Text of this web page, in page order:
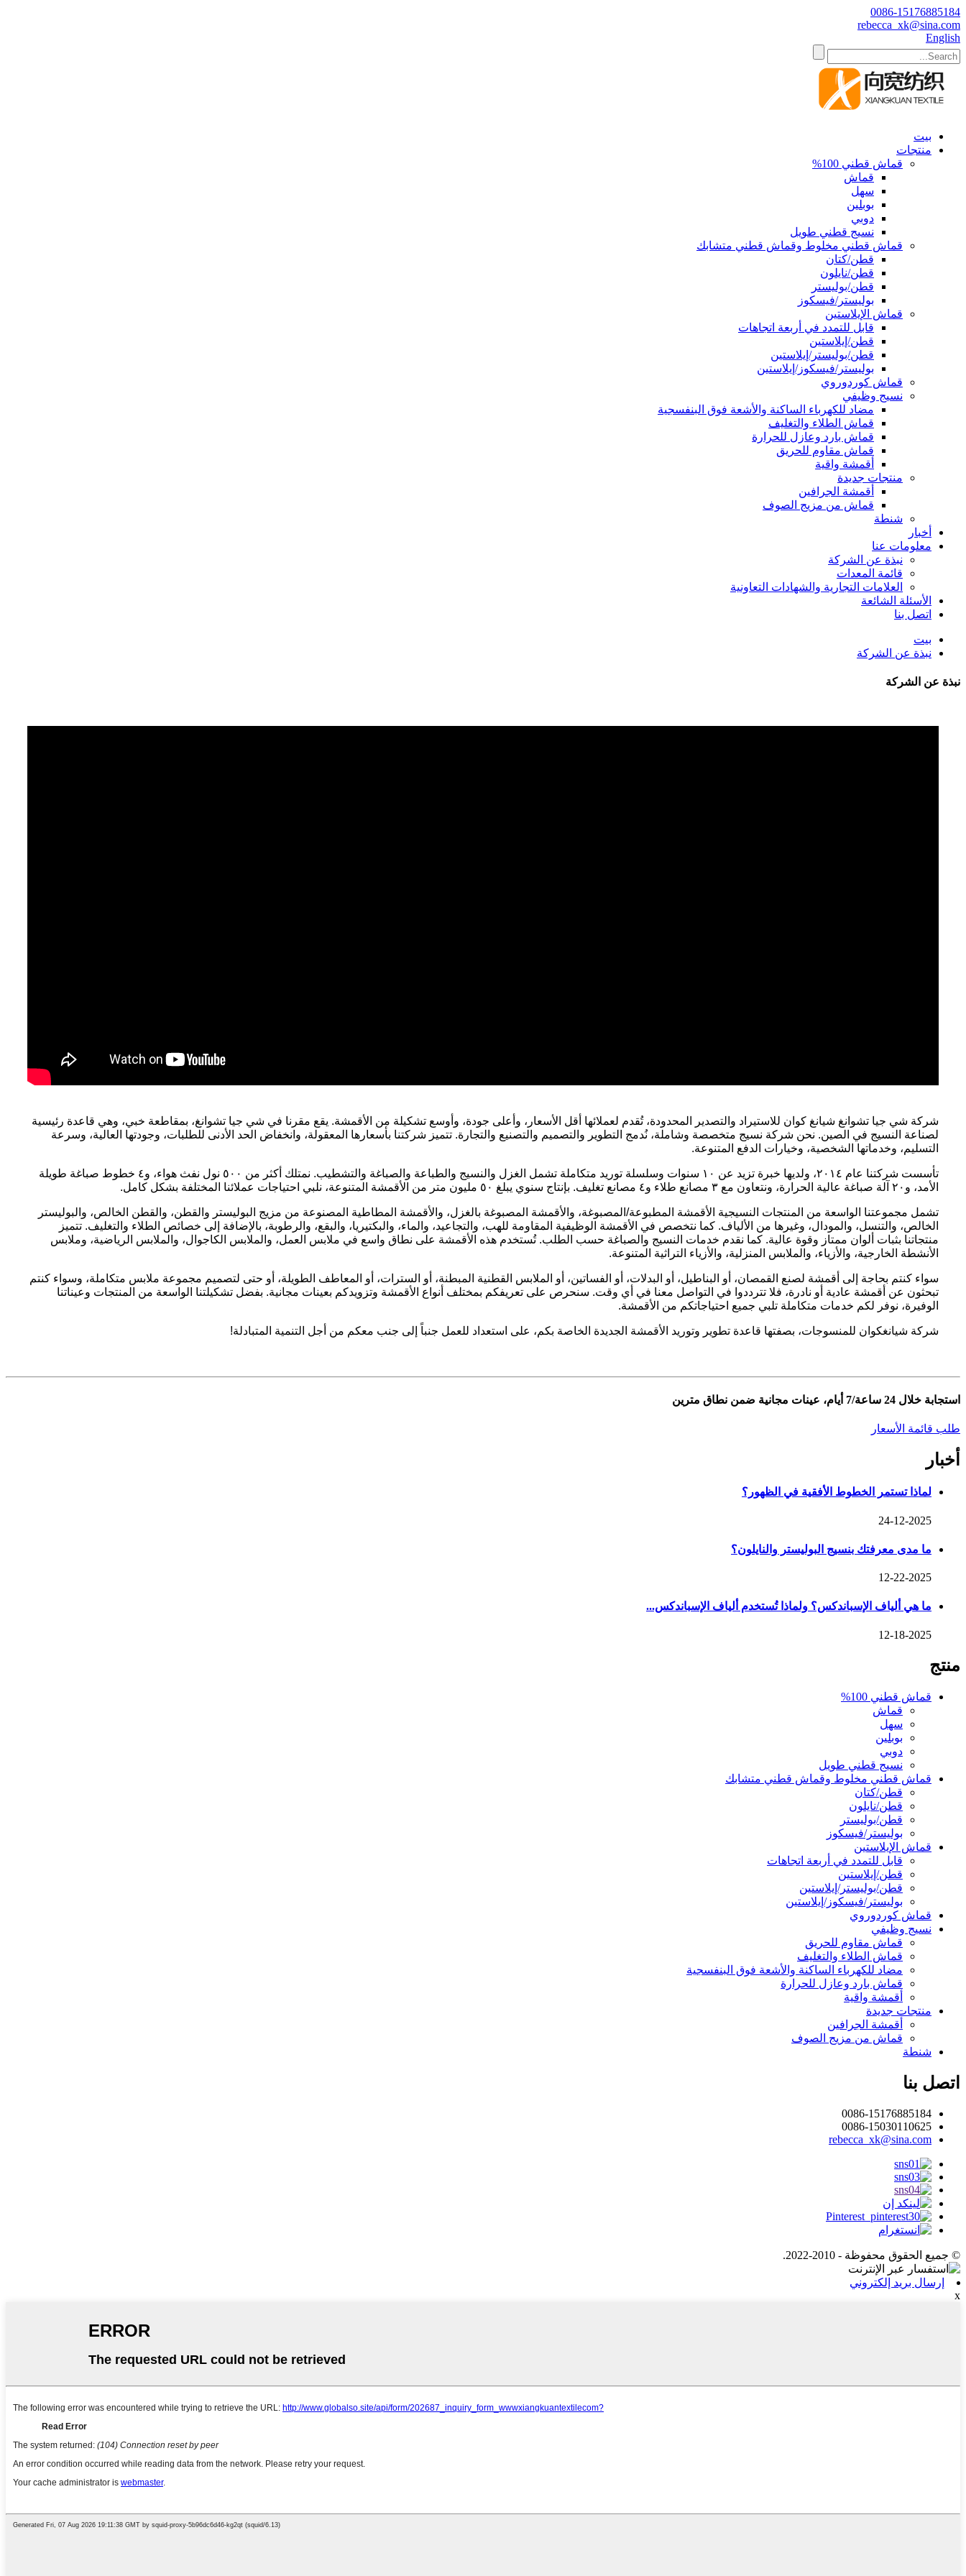
0086-15176885184
rebecca_xk@sina.com
English
بيت
منتجات
قماش قطني 100%
قماش
سهل
بوبلين
دوبي
نسيج قطني طويل
قماش قطني مخلوط وقماش قطني متشابك
قطن/كتان
قطن/نايلون
قطن/بوليستر
بوليستر/فيسكوز
قماش الإيلاستين
قابل للتمدد في أربعة اتجاهات
قطن/إيلاستين
قطن/بوليستر/إيلاستين
بوليستر/فيسكوز/إيلاستين
قماش كوردوروي
نسيج وظيفي
مضاد للكهرباء الساكنة والأشعة فوق البنفسجية
قماش الطلاء والتغليف
قماش بارد وعازل للحرارة
قماش مقاوم للحريق
أقمشة واقية
منتجات جديدة
أقمشة الجرافين
قماش من مزيج الصوف
شنطة
أخبار
معلومات عنا
نبذة عن الشركة
قائمة المعدات
العلامات التجارية والشهادات التعاونية
الأسئلة الشائعة
اتصل بنا
بيت
نبذة عن الشركة
نبذة عن الشركة
شركة شي جيا تشوانغ شيانغ كوان للاستيراد والتصدير المحدودة، تُقدم لعملائها أقل الأسعار، وأعلى جودة، وأوسع تشكيلة من الأقمشة. يقع مقرنا في شي جيا تشوانغ، بمقاطعة خبي، وهي قاعدة رئيسية
لصناعة النسيج في الصين. نحن شركة نسيج متخصصة وشاملة، نُدمج التطوير والتصميم والتصنيع والتجارة. تتميز شركتنا بأسعارها المعقولة، وانخفاض الحد الأدنى للطلبات، وجودتها العالية، وسرعة
التسليم، وخدماتها الشخصية، وخيارات الدفع المتنوعة.
تأسست شركتنا عام ٢٠١٤، ولديها خبرة تزيد عن ١٠ سنوات وسلسلة توريد متكاملة تشمل الغزل والنسيج والطباعة والصباغة والتشطيب. نمتلك أكثر من ٥٠٠ نول نفث هواء، و٤ خطوط صباغة طويلة
الأمد، و٢٠ آلة صباغة عالية الحرارة، ونتعاون مع ٣ مصانع طلاء و٤ مصانع تغليف. بإنتاج سنوي يبلغ ٥٠ مليون متر من الأقمشة المتنوعة، نلبي احتياجات عملائنا المختلفة بشكل كامل.
تشمل مجموعتنا الواسعة من المنتجات النسيجية الأقمشة المطبوعة/المصبوغة، والأقمشة المصبوغة بالغزل، والأقمشة المطاطية المصنوعة من مزيج البوليستر والقطن، والقطن الخالص، والبوليستر
الخالص، والتنسل، والمودال، وغيرها من الألياف. كما نتخصص في الأقمشة الوظيفية المقاومة للهب، والتجاعيد، والماء، والبكتيريا، والبقع، والرطوبة، بالإضافة إلى خصائص الطلاء والتغليف. تتميز
منتجاتنا بثبات ألوان ممتاز وقوة عالية. كما نقدم خدمات النسيج والصباغة حسب الطلب. تُستخدم هذه الأقمشة على نطاق واسع في ملابس العمل، والملابس الكاجوال، والملابس الرياضية، وملابس
الأنشطة الخارجية، والأزياء، والملابس المنزلية، والأزياء التراثية المتنوعة.
سواء كنتم بحاجة إلى أقمشة لصنع القمصان، أو البناطيل، أو البدلات، أو الفساتين، أو الملابس القطنية المبطنة، أو السترات، أو المعاطف الطويلة، أو حتى لتصميم مجموعة ملابس متكاملة، وسواء كنتم
تبحثون عن أقمشة عادية أو نادرة، فلا تترددوا في التواصل معنا في أي وقت. سنحرص على تعريفكم بمختلف أنواع الأقمشة وتزويدكم بعينات مجانية. بفضل تشكيلتنا الواسعة من المنتجات وعيناتنا
الوفيرة، نوفر لكم خدمات متكاملة تلبي جميع احتياجاتكم من الأقمشة.
شركة شيانغكوان للمنسوجات، بصفتها قاعدة تطوير وتوريد الأقمشة الجديدة الخاصة بكم، على استعداد للعمل جنباً إلى جنب معكم من أجل التنمية المتبادلة!
استجابة خلال 24 ساعة/7 أيام، عينات مجانية ضمن نطاق مترين
طلب قائمة الأسعار
أخبار
لماذا تستمر الخطوط الأفقية في الظهور؟
24-12-2025
ما مدى معرفتك بنسيج البوليستر والنايلون؟
12-22-2025
ما هي ألياف الإسباندكس؟ ولماذا تُستخدم ألياف الإسباندكس...
12-18-2025
منتج
قماش قطني 100%
قماش
سهل
بوبلين
دوبي
نسيج قطني طويل
قماش قطني مخلوط وقماش قطني متشابك
قطن/كتان
قطن/نايلون
قطن/بوليستر
بوليستر/فيسكوز
قماش الإيلاستين
قابل للتمدد في أربعة اتجاهات
قطن/إيلاستين
قطن/بوليستر/إيلاستين
بوليستر/فيسكوز/إيلاستين
قماش كوردوروي
نسيج وظيفي
قماش مقاوم للحريق
قماش الطلاء والتغليف
مضاد للكهرباء الساكنة والأشعة فوق البنفسجية
قماش بارد وعازل للحرارة
أقمشة واقية
منتجات جديدة
أقمشة الجرافين
قماش من مزيج الصوف
شنطة
اتصل بنا
0086-15176885184
0086-15030110625
rebecca_xk@sina.com
© جميع الحقوق محفوظة - 2010-2022.
إرسال بريد إلكتروني
x